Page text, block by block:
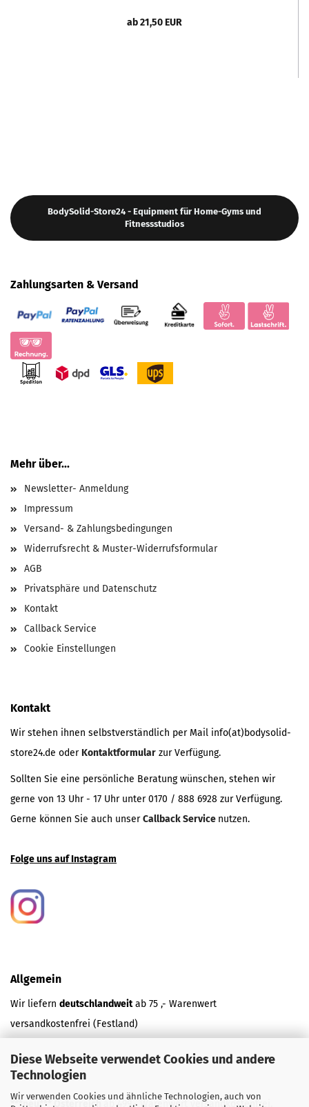
Diese Webseite verwendet Cookies und andere
Technologien
Wir verwenden Cookies und ähnliche Technologien, auch von
ab 21,50 EUR
BodySolid-Store24 - Equipment für Home-Gyms und
Fitnessstudios
Zahlungsarten & Versand
Mehr über...
Newsletter- Anmeldung
Impressum
Versand- & Zahlungsbedingungen
Widerrufsrecht & Muster-Widerrufsformular
AGB
Privatsphäre und Datenschutz
Kontakt
Callback Service
Cookie Einstellungen
Kontakt
Wir stehen ihnen selbstverständlich per Mail info(at)bodysolid-
store24.de oder Kontaktformular zur Verfügung.
Sollten Sie eine persönliche Beratung wünschen, stehen wir
gerne von 13 Uhr - 17 Uhr unter 0170 / 888 6928 zur Verfügung.
Gerne können Sie auch unserCallback Service nutzen.
Folge uns auf Instagram
Allgemein
Wir liefern deutschlandweitab 75 ,- Warenwert
versandkostenfrei (Festland)
und
***neu*** Österreich ab 499,- Warenwert versandkostenfrei.